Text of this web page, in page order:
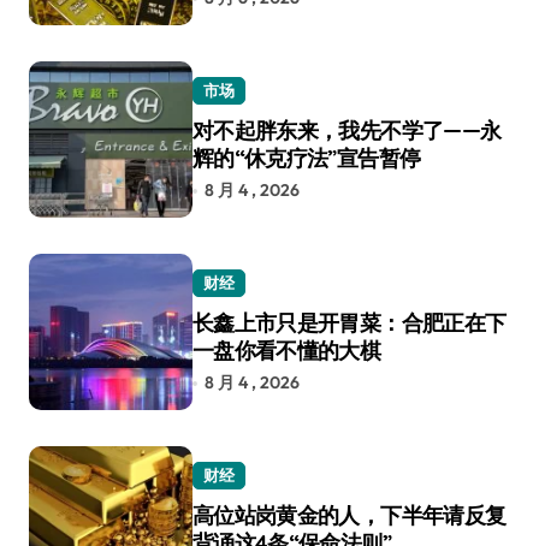
市场
对不起胖东来，我先不学了——永
辉的“休克疗法”宣告暂停
8 月 4 , 2026
财经
长鑫上市只是开胃菜：合肥正在下
一盘你看不懂的大棋
8 月 4 , 2026
财经
高位站岗黄金的人，下半年请反复